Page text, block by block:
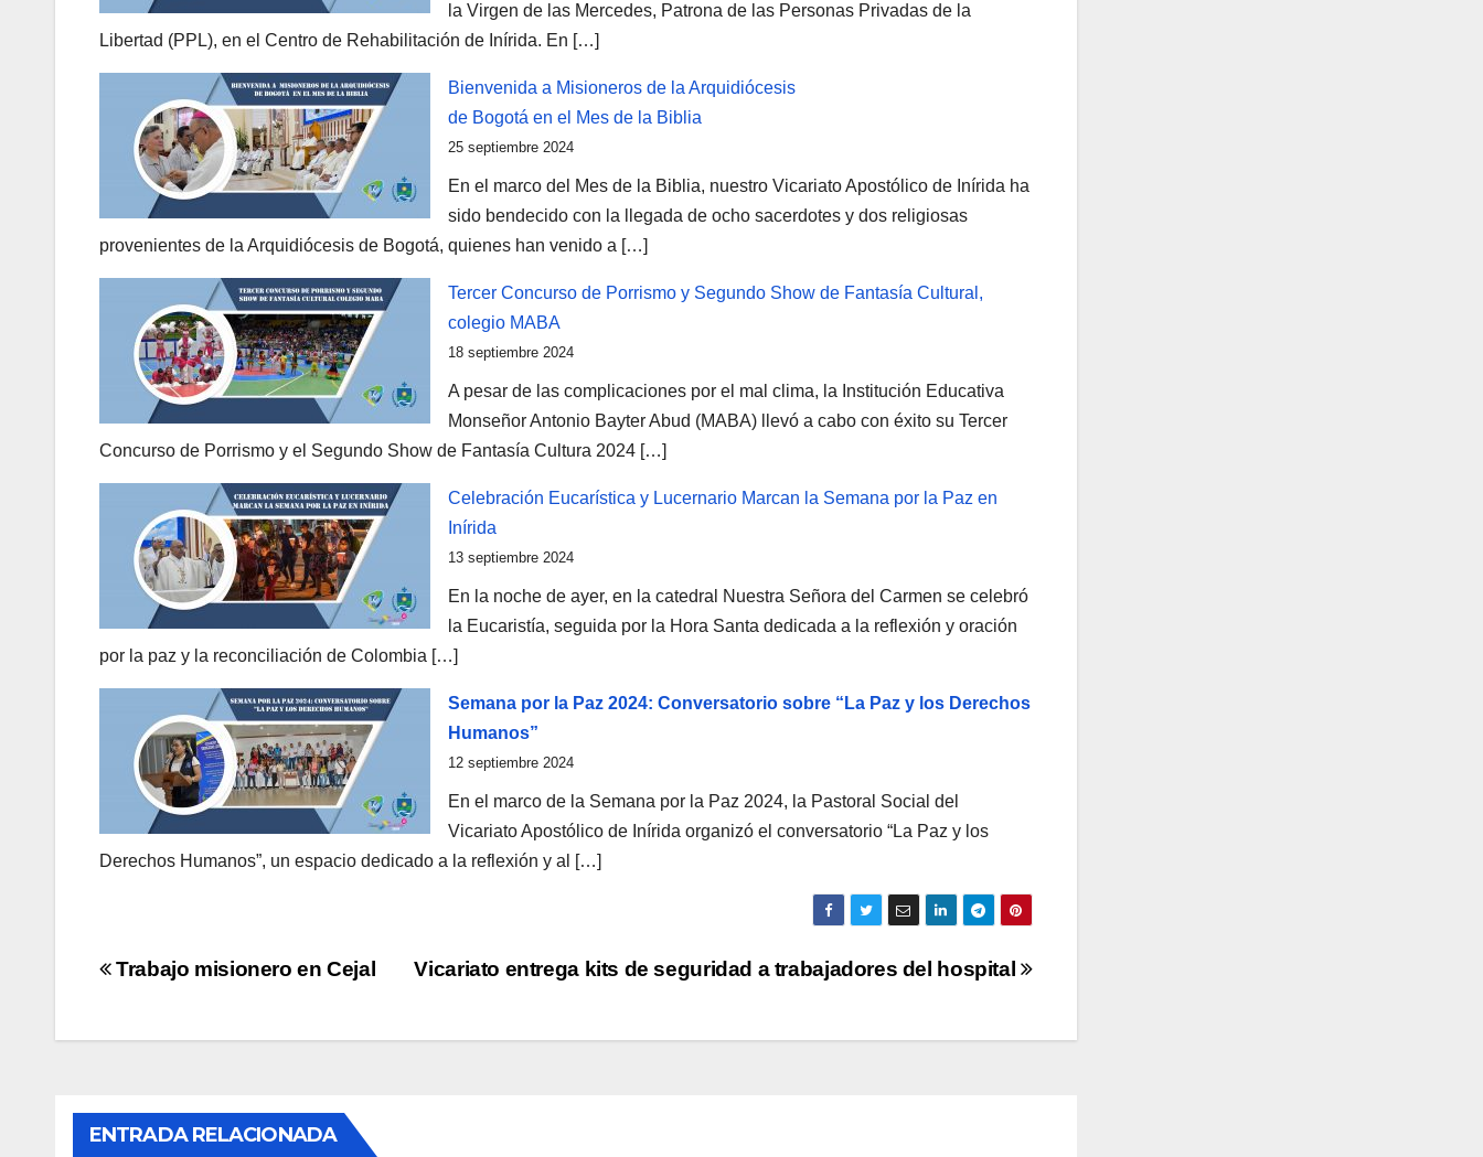
la Virgen de las Mercedes, Patrona de las Personas Privadas de la
Libertad (PPL), en el Centro de Rehabilitación de Inírida. En […]
Bienvenida a Misioneros de la Arquidiócesis
de Bogotá en el Mes de la Biblia
25 septiembre 2024
En el marco del Mes de la Biblia, nuestro Vicariato Apostólico de Inírida ha
sido bendecido con la llegada de ocho sacerdotes y dos religiosas
provenientes de la Arquidiócesis de Bogotá, quienes han venido a […]
Tercer Concurso de Porrismo y Segundo Show de Fantasía Cultural,
colegio MABA
18 septiembre 2024
A pesar de las complicaciones por el mal clima, la Institución Educativa
Monseñor Antonio Bayter Abud (MABA) llevó a cabo con éxito su Tercer
Concurso de Porrismo y el Segundo Show de Fantasía Cultura 2024 […]
Celebración Eucarística y Lucernario Marcan la Semana por la Paz en
Inírida
13 septiembre 2024
En la noche de ayer, en la catedral Nuestra Señora del Carmen se celebró
la Eucaristía, seguida por la Hora Santa dedicada a la reflexión y oración
por la paz y la reconciliación de Colombia […]
Semana por la Paz 2024: Conversatorio sobre “La Paz y los Derechos
Humanos”
12 septiembre 2024
En el marco de la Semana por la Paz 2024, la Pastoral Social del
Vicariato Apostólico de Inírida organizó el conversatorio “La Paz y los
Derechos Humanos”, un espacio dedicado a la reflexión y al […]
Navegación
Vicariato entrega kits de seguridad a trabajadores del hospital
Trabajo misionero en Cejal
ENTRADA RELACIONADA
COMÚN